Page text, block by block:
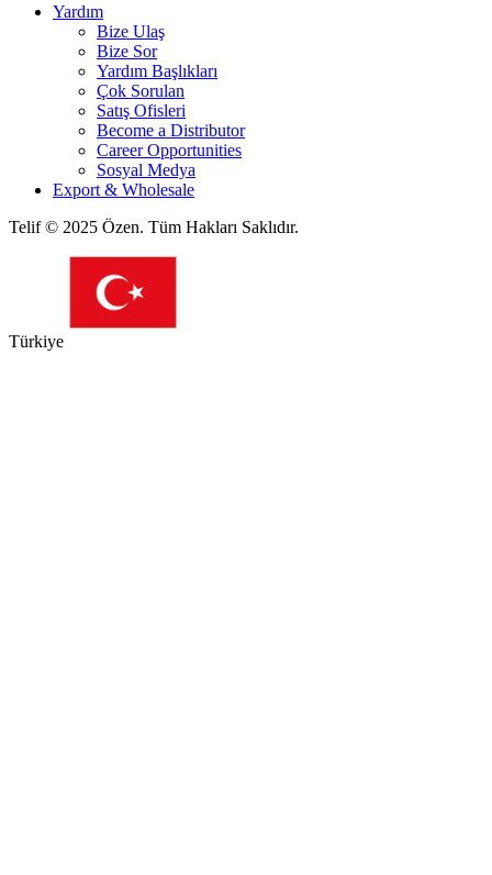
Yardım
Bize Ulaş
Bize Sor
Yardım Başlıkları
Çok Sorulan
Satış Ofisleri
Become a Distributor
Career Opportunities
Sosyal Medya
Export & Wholesale
Telif © 2025 Özen. Tüm Hakları Saklıdır.
Türkiye